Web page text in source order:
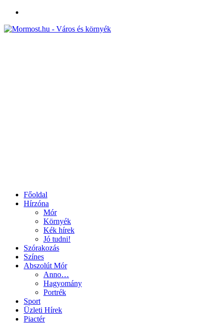
Főoldal
Hírzóna
Mór
Környék
Kék hírek
Jó tudni!
Szórakozás
Színes
Abszolút Mór
Anno…
Hagyomány
Portrék
Sport
Üzleti Hírek
Piactér